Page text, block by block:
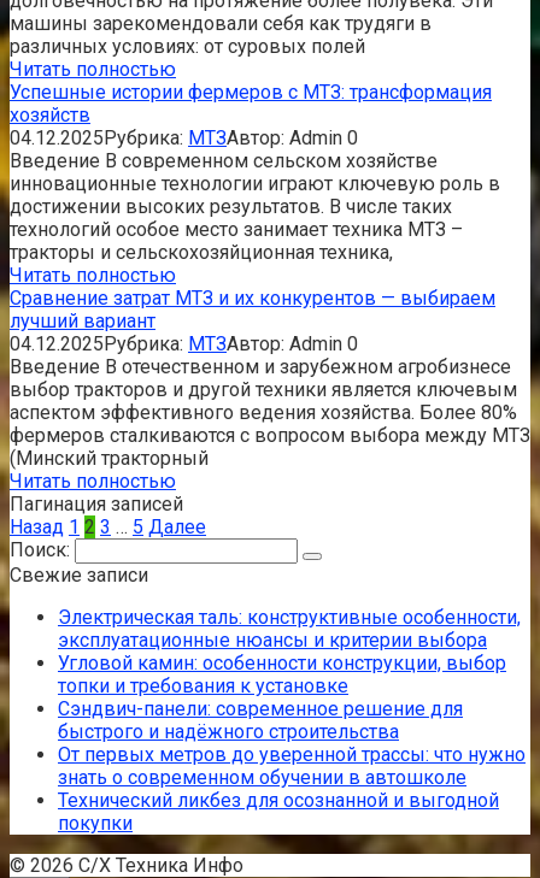
машины зарекомендовали себя как трудяги в
различных условиях: от суровых полей
Читать полностью
Успешные истории фермеров с МТЗ: трансформация
хозяйств
04.12.2025Рубрика: МТЗАвтор: Admin 0
Введение В современном сельском хозяйстве
инновационные технологии играют ключевую роль в
достижении высоких результатов. В числе таких
технологий особое место занимает техника МТЗ –
тракторы и сельскохозяйционная техника,
Читать полностью
Сравнение затрат МТЗ и их конкурентов — выбираем
лучший вариант
04.12.2025Рубрика: МТЗАвтор: Admin 0
Введение В отечественном и зарубежном агробизнесе
выбор тракторов и другой техники является ключевым
аспектом эффективного ведения хозяйства. Более 80%
фермеров сталкиваются с вопросом выбора между МТЗ
(Минский тракторный
Читать полностью
Пагинация записей
Назад 1 2 3 … 5 Далее
Поиск:
Свежие записи
Электрическая таль: конструктивные особенности,
эксплуатационные нюансы и критерии выбора
Угловой камин: особенности конструкции, выбор
топки и требования к установке
Сэндвич-панели: современное решение для
быстрого и надёжного строительства
От первых метров до уверенной трассы: что нужно
знать о современном обучении в автошколе
Технический ликбез для осознанной и выгодной
покупки
© 2026 С/Х Техника Инфо